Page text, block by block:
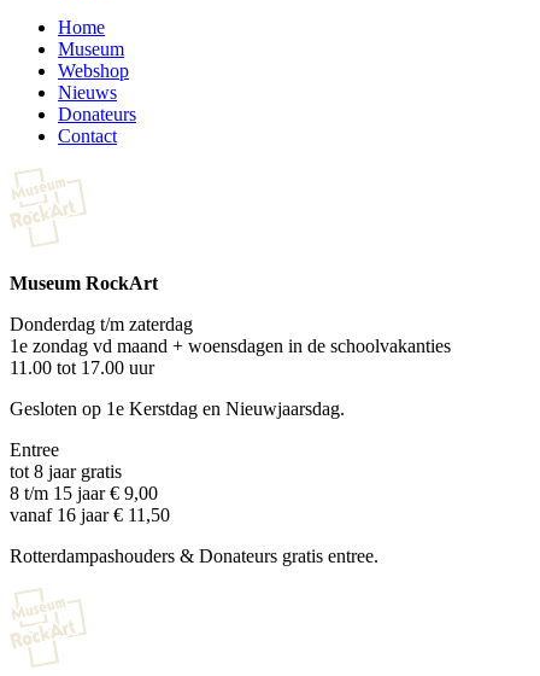
Home
Museum
Webshop
Nieuws
Donateurs
Contact
Museum RockArt
Donderdag t/m zaterdag
1e zondag vd maand + woensdagen in de schoolvakanties
11.00 tot 17.00 uur
Gesloten op 1e Kerstdag en Nieuwjaarsdag.
Entree
tot 8 jaar gratis
8 t/m 15 jaar € 9,00
vanaf 16 jaar € 11,50
Rotterdampashouders & Donateurs gratis entree.